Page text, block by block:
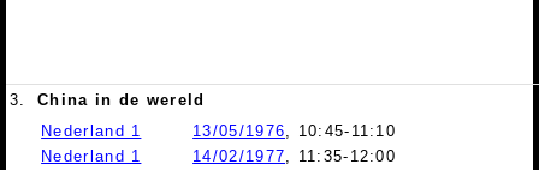
3.
China in de wereld
Nederland 1
13/05/1976, 10:45-11:10
Nederland 1
14/02/1977, 11:35-12:00